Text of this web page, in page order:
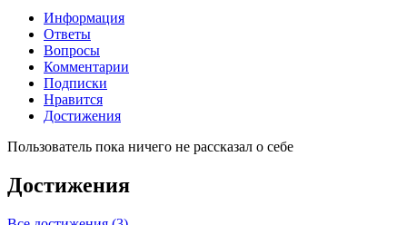
Информация
Ответы
Вопросы
Комментарии
Подписки
Нравится
Достижения
Пользователь пока ничего не рассказал о себе
Достижения